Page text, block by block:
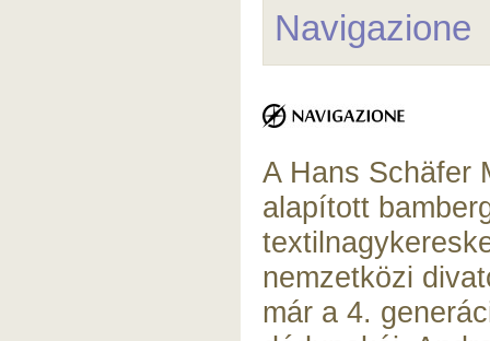
Navigazione
A Hans Schäfer
alapított
nemzetközi
már a 4.